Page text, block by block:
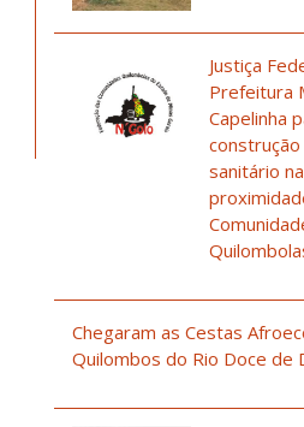
Justiça
Prefeitura
Capelinha
sanitário
Chegaram as Cestas
Quilombos do Rio Doce de